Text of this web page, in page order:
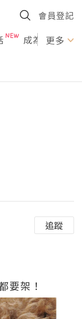
會員登記
成為U更多
追蹤
要架！